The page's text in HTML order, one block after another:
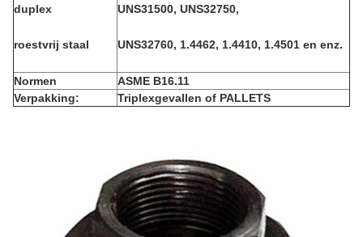
duplex
roestvrij staal
UNS31500, UNS32750,
UNS32760, 1.4462, 1.4410, 1.4501 en enz.
Normen
ASME B16.11
Verpakking:
Triplexgevallen of PALLETS